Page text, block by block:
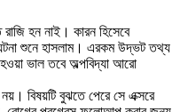
হন নাই। কারন হিসেবে
ঘটনা শুনে হাসলাম। এরকম উদ্ভট তথ্য
ভাল তবে অল্পবিদ্যা আরো
বিষয়টি বুঝতে পেরে সে এক্সরে